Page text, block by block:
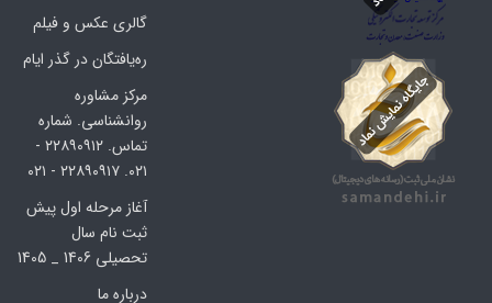
گالری عکس و فیلم
ره‌یافتگان در گذر ایام
مرکز مشاوره
روانشناسی. شماره
تماس. ۲۲۸۹۰۹۱۲ -
۰۲۱. ۲۲۸۹۰۹۱۷ - ۰۲۱
آغاز مرحله اول پیش
ثبت نام سال
تحصیلی 1406 _ 1405
درباره ما